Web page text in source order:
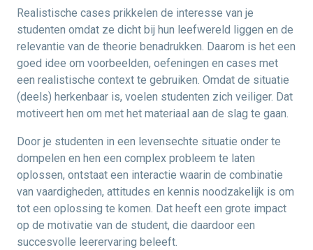
Realistische cases prikkelen de interesse van je
studenten omdat ze dicht bij hun leefwereld liggen en de
relevantie van de theorie benadrukken. Daarom is het een
goed idee om voorbeelden, oefeningen en cases met
een realistische context te gebruiken. Omdat de situatie
(deels) herkenbaar is, voelen studenten zich veiliger. Dat
motiveert hen om met het materiaal aan de slag te gaan.
Door je studenten in een levensechte situatie onder te
dompelen en hen een complex probleem te laten
oplossen, ontstaat een interactie waarin de combinatie
van vaardigheden, attitudes en kennis noodzakelijk is om
tot een oplossing te komen. Dat heeft een grote impact
op de motivatie van de student, die daardoor een
succesvolle leerervaring beleeft.